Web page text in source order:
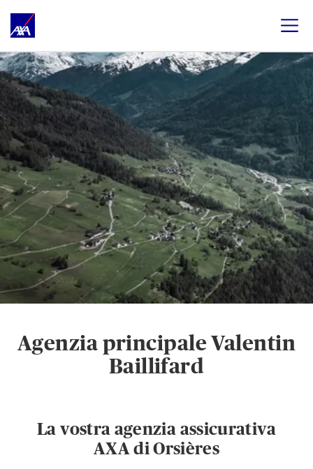
Agenzia principale Valentin
Baillifard
La vostra agenzia assicurativa
AXA di Orsières